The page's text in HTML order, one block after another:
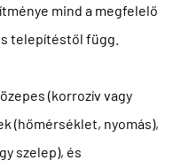
mind a megfelelő
telepítéstől függ.
(korrozív vagy
(hőmérséklet, nyomás),
szelep), és